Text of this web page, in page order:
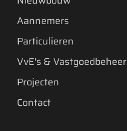
Aannemers
Particulieren
VvE's & Vastgoedbeheer
Projecten
Contact